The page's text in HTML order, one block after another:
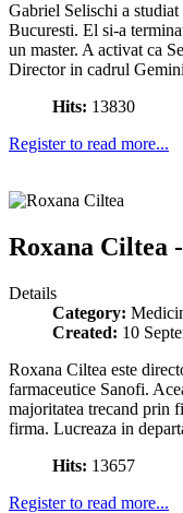
Gabriel Selischi a
Bucuresti. El si-a
un master. A activat ca
Director in cadrul
Hits: 13830
Register to read more...
Roxana Ciltea
Details
Category:
Created: 10
Roxana Ciltea este
farmaceutice Sanofi.
majoritatea trecand prin
firma. Lucreaza in
Hits: 13657
Register to read more...